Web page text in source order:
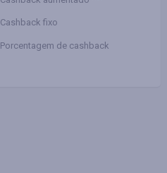
Cashback fixo
Porcentagem de cashback